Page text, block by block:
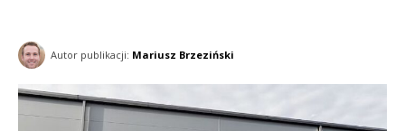
Autor publikacji: Mariusz Brzeziński